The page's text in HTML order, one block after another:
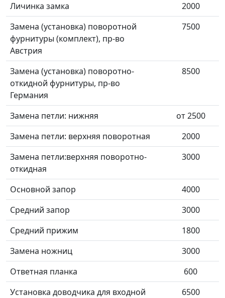
Личинка замка
2000
Замена (установка) поворотной
фурнитуры (комплект), пр-во
Австрия
7500
Замена (установка) поворотно-
откидной фурнитуры, пр-во
Германия
8500
Замена петли: нижняя
от 2500
Замена петли: верхняя поворотная
2000
Замена петли:верхняя поворотно-
откидная
3000
Основной запор
4000
Средний запор
3000
Средний прижим
1800
Замена ножниц
3000
Ответная планка
600
Установка доводчика для входной
6500